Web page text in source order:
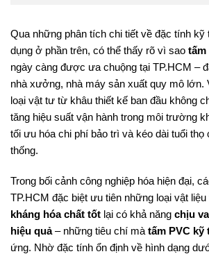
Qua những phân tích chi tiết về đặc tính
dụng ở phần trên, có thể thấy rõ vì sao tấm
ngày càng được ưa chuộng tại TP.HCM –
nhà xưởng, nhà máy sản xuất quy mô lớn.
loại vật tư từ khâu thiết kế ban đầu không
tăng hiệu suất vận hành trong môi trường
tối ưu hóa chi phí bảo trì và kéo dài tuổi thọ
thống.
Trong bối cảnh công nghiệp hóa hiện đại,
TP.HCM đặc biệt ưu tiên những loại vật
kháng hóa chất tốt lại có khả năng chịu
hiệu quả– những tiêu chí mà tấm PVC kỹ
ứng. Nhờ đặc tính ổn định về hình dạng